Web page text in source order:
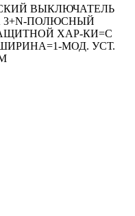
ВЫКЛЮЧАТЕЛЬ
3+N-ПОЛЮСНЫЙ
ХАР-КИ=C
ШИРИНА=1-МОД. УСТ.